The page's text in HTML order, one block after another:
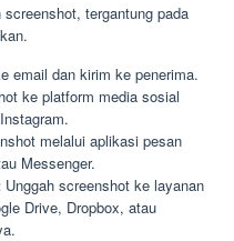
tergantung pada
email dan kirim ke penerima.
ke platform media sosial
melalui aplikasi pesan
Messenger.
Unggah screenshot ke layanan
Drive, Dropbox, atau